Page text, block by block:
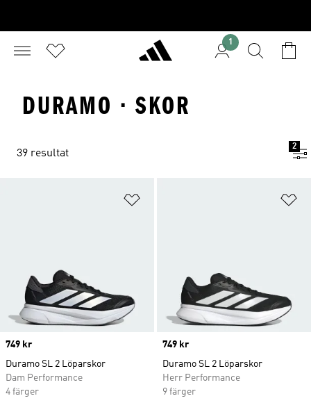
1
DURAMO · SKOR
39 resultat
2
Price
749 kr
Duramo SL 2 Löparskor
Dam Performance
4 färger
Price
749 kr
Duramo SL 2 Löparskor
Herr Performance
9 färger